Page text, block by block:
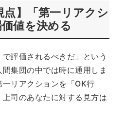
点】「第一リアクシ
値を決める
で評価されるべきだ」という
集団の中では時に通用しま
リアクションを「OK行
司のあなたに対する見方は